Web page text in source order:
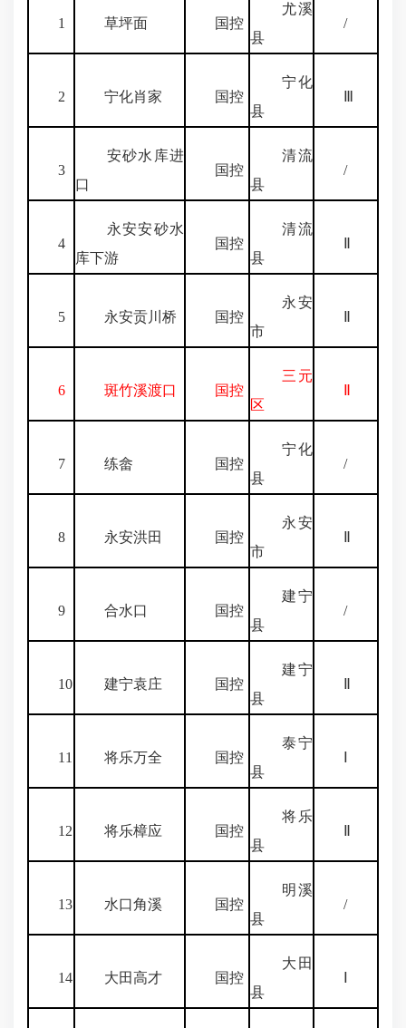
1 草坪面 国控
尤溪
县
/
2 宁化肖家 国控
宁化
县
3
安砂水库进
口
国控
清流
县
/
4
永安安砂水
库下游
国控
清流
县
5 永安贡川桥 国控
永安
市
6 斑竹溪渡口 国控
三元
区
7 练畲 国控
宁化
县
/
8 永安洪田 国控
永安
市
9 合水口 国控
建宁
县
/
10 建宁袁庄 国控
建宁
县
11 将乐万全 国控
泰宁
县
12 将乐樟应 国控
将乐
县
13 水口角溪 国控
明溪
县
/
14 大田高才 国控
大田
县